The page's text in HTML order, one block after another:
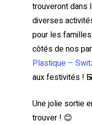
trouveront dans
diverses
pour les
côtés de nos
Plastique –
aux festivités !
Une jolie sortie
trouver ! 😊